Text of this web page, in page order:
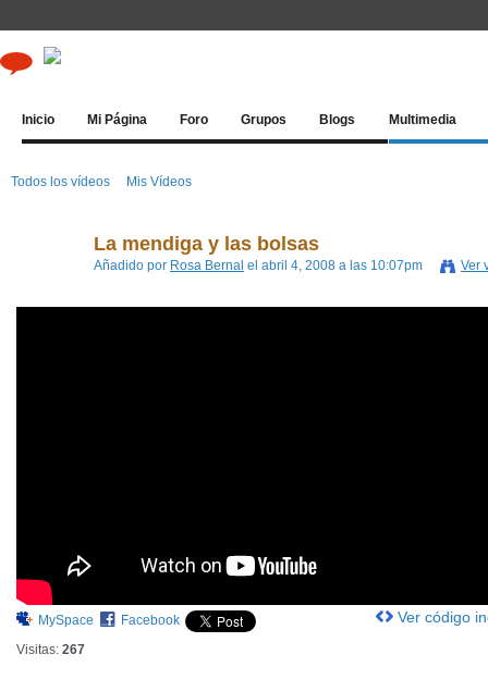
Inicio Mi Página Foro Grupos Blogs Multimedia
Todos los vídeos Mis Vídeos
La mendiga y las bolsas
Añadido por Rosa Bernal el abril 4, 2008 a las 10:07pm Ver
MySpace
Facebook
Visitas: 267
Ver código